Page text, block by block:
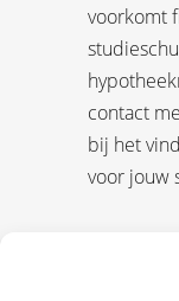
voorkomt
contact
bij het
voor jouw